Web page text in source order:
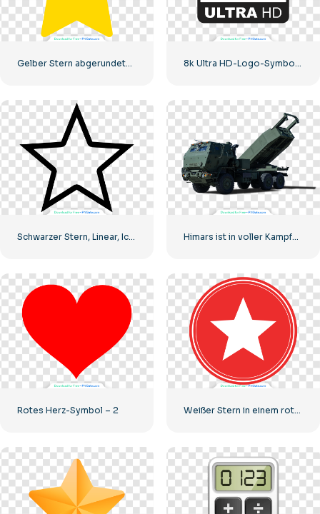
Himars ist in voller Kampfbereitschaft
Rotes Herz-Symbol – 2 Weißer Stern in einem roten Kreis